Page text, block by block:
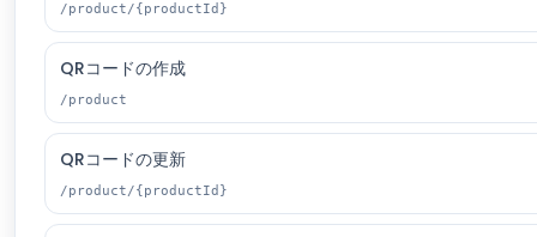
/product/{productId}
QRコードの作成
/product
QRコードの更新
/product/{productId}